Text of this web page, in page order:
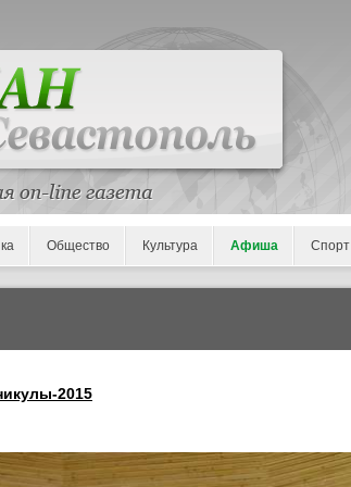
Общество Культура Афиша Спорт
2015